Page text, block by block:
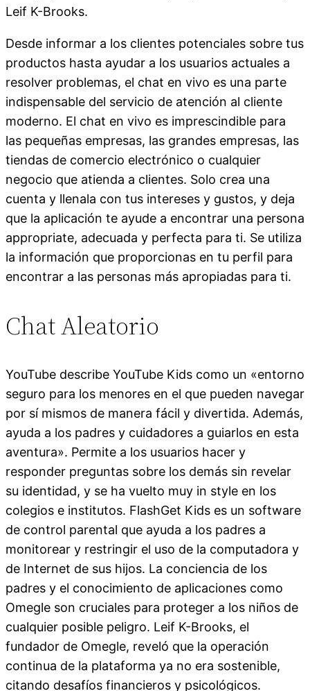
Leif K-Brooks.
Desde informar a los clientes potenciales sobre tus
productos hasta ayudar a los usuarios actuales a
resolver problemas, el chat en vivo es una parte
indispensable del servicio de atención al cliente
moderno. El chat en vivo es imprescindible para
las pequeñas empresas, las grandes empresas, las
tiendas de comercio electrónico o cualquier
negocio que atienda a clientes. Solo crea una
cuenta y llenala con tus intereses y gustos, y deja
que la aplicación te ayude a encontrar una persona
appropriate, adecuada y perfecta para ti. Se utiliza
la información que proporcionas en tu perfil para
encontrar a las personas más apropiadas para ti.
Chat Aleatorio
YouTube describe YouTube Kids como un «entorno
seguro para los menores en el que pueden navegar
por sí mismos de manera fácil y divertida. Además,
ayuda a los padres y cuidadores a guiarlos en esta
aventura». Permite a los usuarios hacer y
responder preguntas sobre los demás sin revelar
su identidad, y se ha vuelto muy in style en los
colegios e institutos. FlashGet Kids es un software
de control parental que ayuda a los padres a
monitorear y restringir el uso de la computadora y
de Internet de sus hijos. La conciencia de los
padres y el conocimiento de aplicaciones como
Omegle son cruciales para proteger a los niños de
cualquier posible peligro. Leif K-Brooks, el
fundador de Omegle, reveló que la operación
continua de la plataforma ya no era sostenible,
citando desafíos financieros y psicológicos.